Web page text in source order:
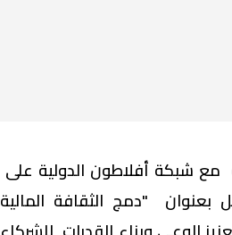
شبكة أفلاطون الدولية على
ورشة عمل بعنوان "دمج الثقافة المالية